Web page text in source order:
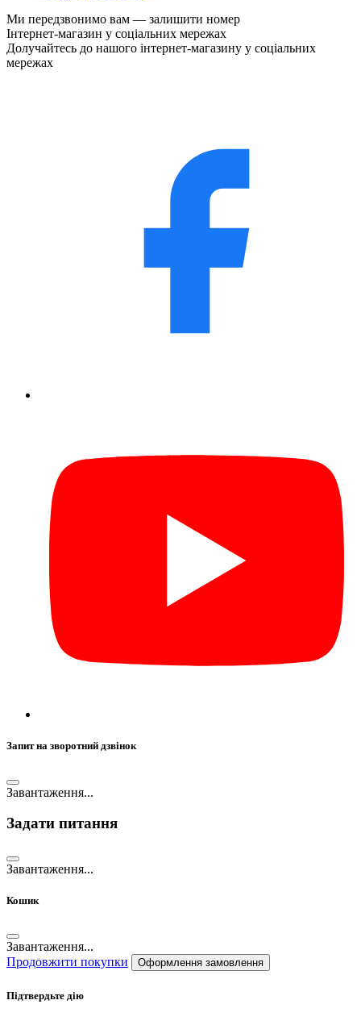
Ми передзвонимо вам — залишити номер
Інтернет-магазин у соціальних мережах
Долучайтесь до нашого інтернет-магазину у соціальних
мережах
Запит на зворотний дзвінок
Завантаження...
Задати питання
Завантаження...
Кошик
Завантаження...
Продовжити покупки
Оформлення замовлення
Підтвердьте дію